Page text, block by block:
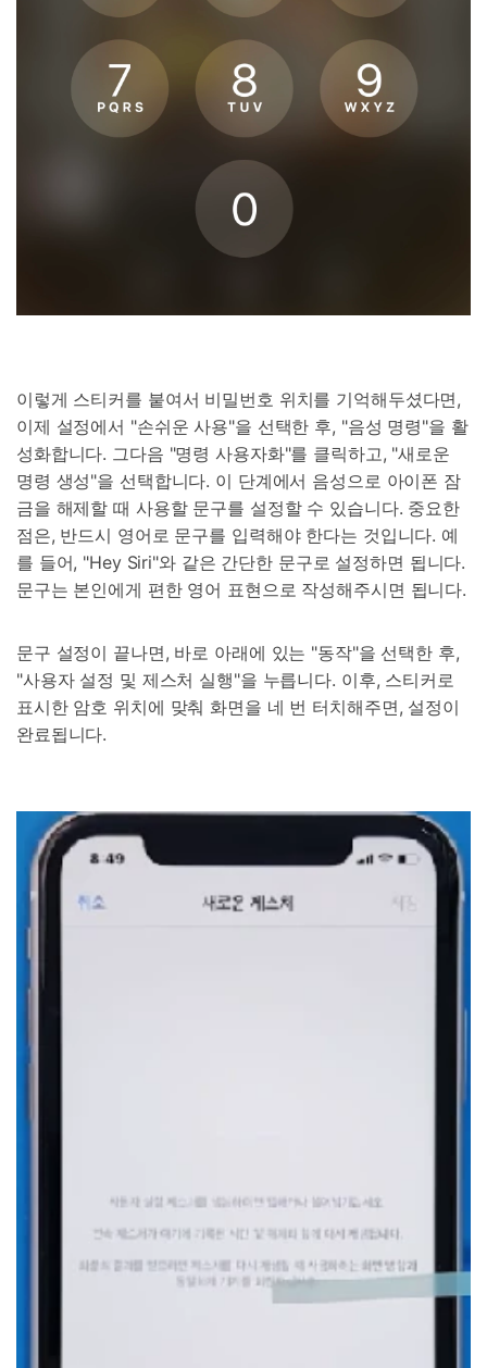
이렇게 스티커를 붙여서 비밀번호 위치를 기억해두셨다면,
이제 설정에서 "손쉬운 사용"을 선택한 후, "음성 명령"을 활
성화합니다. 그다음 "명령 사용자화"를 클릭하고, "새로운
명령 생성"을 선택합니다. 이 단계에서 음성으로 아이폰 잠
금을 해제할 때 사용할 문구를 설정할 수 있습니다. 중요한
점은, 반드시 영어로 문구를 입력해야 한다는 것입니다. 예
를 들어, "Hey Siri"와 같은 간단한 문구로 설정하면 됩니다.
문구는 본인에게 편한 영어 표현으로 작성해주시면 됩니다.
문구 설정이 끝나면, 바로 아래에 있는 "동작"을 선택한 후,
"사용자 설정 및 제스처 실행"을 누릅니다. 이후, 스티커로
표시한 암호 위치에 맞춰 화면을 네 번 터치해주면, 설정이
완료됩니다.